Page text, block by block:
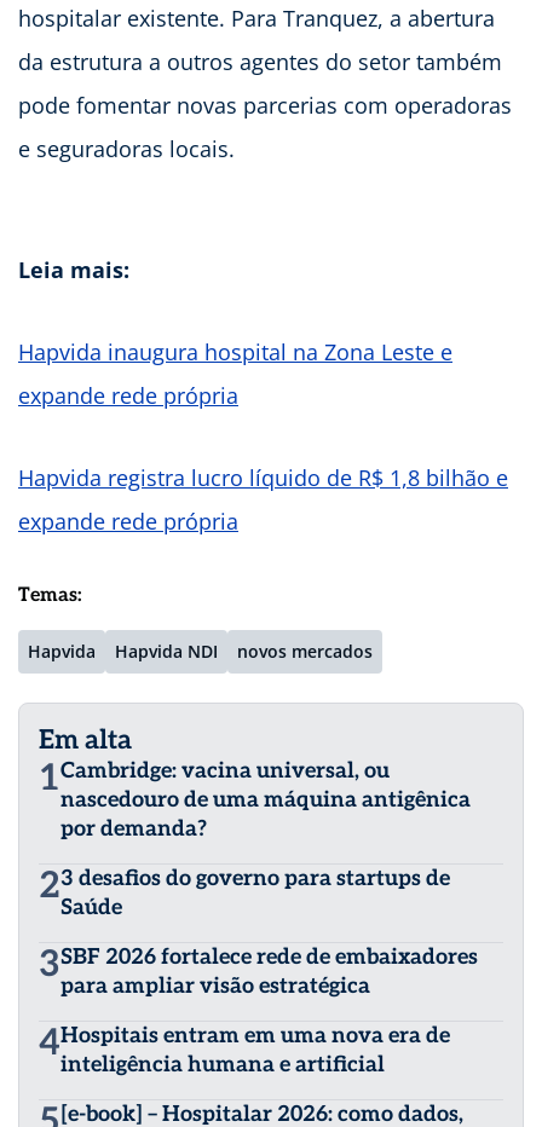
hospitalar existente. Para Tranquez, a abertura
da estrutura a outros agentes do setor também
pode fomentar novas parcerias com operadoras
e seguradoras locais.
Leia mais:
Hapvida inaugura hospital na Zona Leste e
expande rede própria
Hapvida registra lucro líquido de R$ 1,8 bilhão e
expande rede própria
Temas:
Hapvida Hapvida NDI novos mercados
Em alta
1Cambridge: vacina universal, ou
nascedouro de uma máquina antigênica
por demanda?
23 desafios do governo para startups de
Saúde
3SBF 2026 fortalece rede de embaixadores
para ampliar visão estratégica
4Hospitais entram em uma nova era de
inteligência humana e artificial
[e-book] – Hospitalar 2026: como dados,